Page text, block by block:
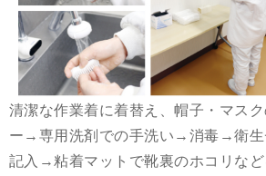
清潔な作業着に着替え、帽子・マス
ー→専用洗剤での手洗い→消毒→衛生
記入→粘着マットで靴裏のホコリな